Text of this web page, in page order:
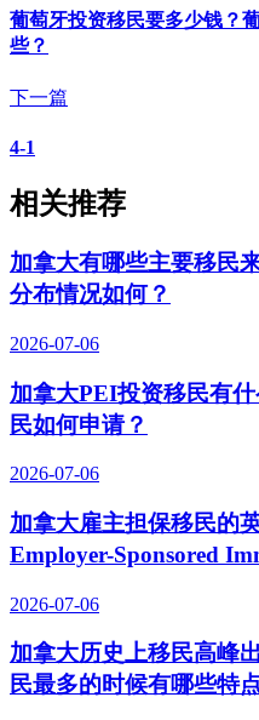
葡萄牙投资移民要多少钱？
些？
下一篇
4-1
相关推荐
加拿大有哪些主要移民
分布情况如何？
2026-07-06
加拿大PEI投资移民有
民如何申请？
2026-07-06
加拿大雇主担保移民的
Employer-Sponsored
2026-07-06
加拿大历史上移民高峰
民最多的时候有哪些特